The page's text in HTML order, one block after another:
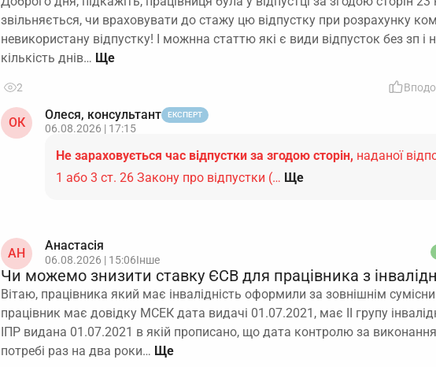
звільняється, чи враховувати до стажу цю відпустку при розрахунку
невикористану відпустку! І можнна статтю які є види відпусток без зп і
кількість днів…
2
ОК
Олеся, консультант ЕКСПЕРТ
06.08.2026 | 17:15
Не зараховується час відпустки за згодою сторін, наданої
1 або 3 ст. 26 Закону про відпустки (… Ще
АН
Анастасія
06.08.2026 | 15:06Інше
Чи можемо знизити ставку ЄСВ для працівника з
Вітаю, працівника який має інвалідність оформили за зовнішнім
працівник має довідку МСЕК дата видачі 01.07.2021, має ІІ групу
ІПР видана 01.07.2021 в якій прописано, що дата контролю за
потребі раз на два роки…